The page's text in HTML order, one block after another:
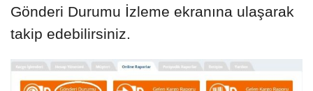
Gönderi Durumu İzleme ekranına ulaşarak
takip edebilirsiniz.